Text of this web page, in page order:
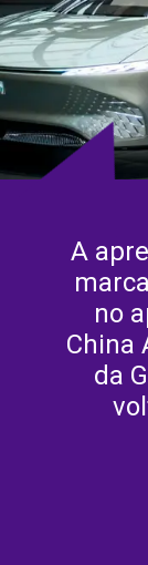
A
no
China
da